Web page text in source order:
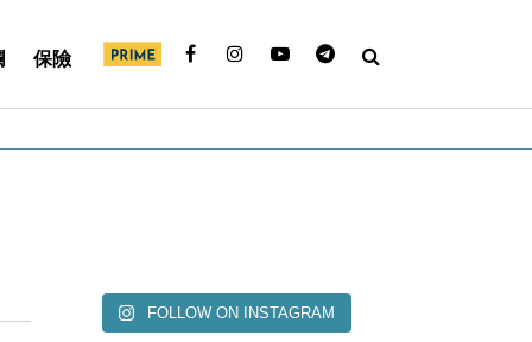
保險
FOLLOW ON INSTAGRAM